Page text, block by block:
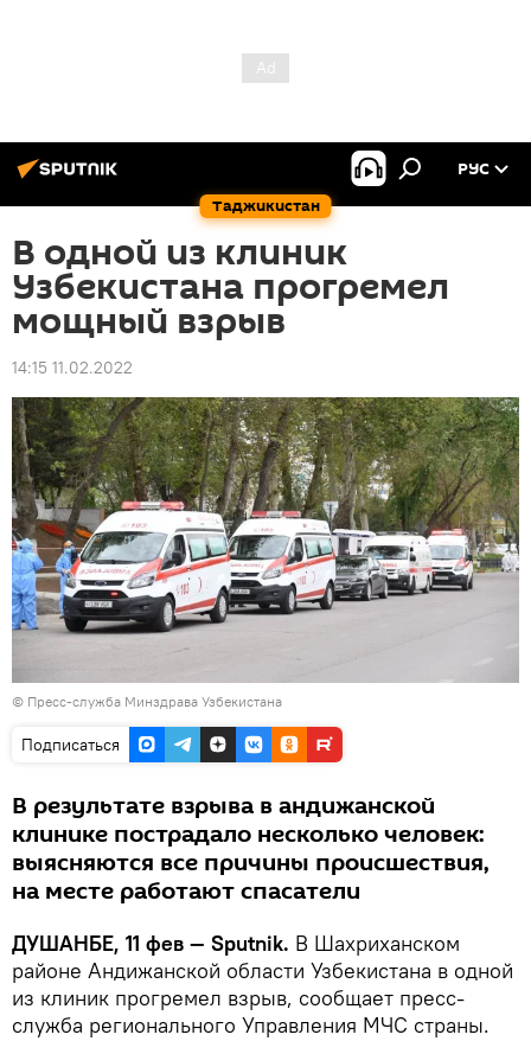
Таджикистан
РУС
В одной из клиник
Узбекистана прогремел
мощный взрыв
14:15 11.02.2022
© Пресс-служба Минздрава Узбекистана
Подписаться
В результате взрыва в андижанской
клинике пострадало несколько человек:
выясняются все причины происшествия,
на месте работают спасатели
ДУШАНБЕ, 11 фев — Sputnik. В Шахриханском
районе Андижанской области Узбекистана в одной
из клиник прогремел взрыв, сообщает пресс-
служба регионального Управления МЧС страны.